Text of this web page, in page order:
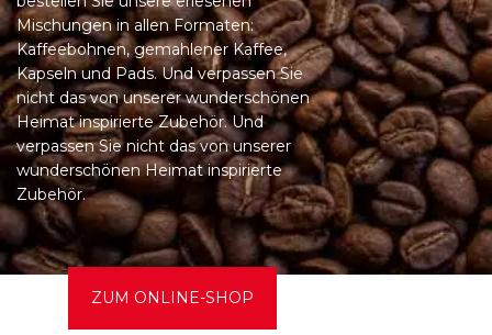
Mischungen in allen Formaten:
Kaffeebohnen, gemahlener Kaffee,
Kapseln und Pads. Und verpassen Sie
nicht das von unserer wunderschönen
Heimat inspirierte Zubehör. Und
verpassen Sie nicht das von unserer
wunderschönen Heimat inspirierte
Zubehör.
ZUM ONLINE-SHOP